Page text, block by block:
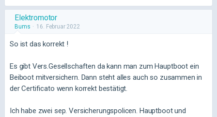
Elektromotor
Bums 16. Februar 2022
So ist das korrekt !
Es gibt Vers.Gesellschaften da kann man zum Hauptboot ein
Beiboot mitversichern. Dann steht alles auch so zusammen in
der Certificato wenn korrekt bestätigt.
Ich habe zwei sep. Versicherungspolicen. Hauptboot und